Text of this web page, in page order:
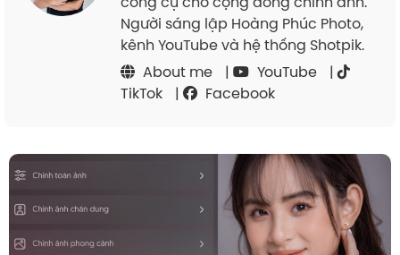
Người sáng lập Hoàng Phúc Photo,
kênh YouTube và hệ thống Shotpik.
About me
| YouTube
|
TikTok
| Facebook